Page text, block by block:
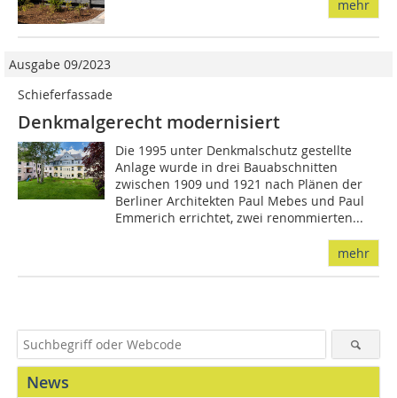
mehr
Ausgabe 09/2023
Schieferfassade
Denkmalgerecht modernisiert
Die 1995 unter Denkmalschutz gestellte
Anlage wurde in drei Bauabschnitten
zwischen 1909 und 1921 nach Plänen der
Berliner Architekten Paul Mebes und Paul
Emmerich errichtet, zwei renommierten...
mehr
News